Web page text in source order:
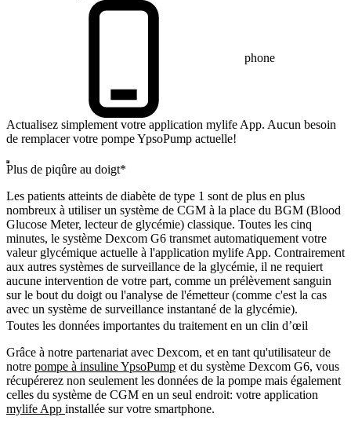
phone
Actualisez simplement votre application mylife App. Aucun besoin
de remplacer votre pompe YpsoPump actuelle!
Plus de piqûre au doigt*
Les patients atteints de diabète de type 1 sont de plus en plus
nombreux à utiliser un système de CGM à la place du BGM (Blood
Glucose Meter, lecteur de glycémie) classique. Toutes les cinq
minutes, le système Dexcom G6 transmet automatiquement votre
valeur glycémique actuelle à l'application mylife App. Contrairement
aux autres systèmes de surveillance de la glycémie, il ne requiert
aucune intervention de votre part, comme un prélèvement sanguin
sur le bout du doigt ou l'analyse de l'émetteur (comme c'est la cas
avec un système de surveillance instantané de la glycémie).
Toutes les données importantes du traitement en un clin d’œil
Grâce à notre partenariat avec Dexcom, et en tant qu'utilisateur de
notre pompe à insuline YpsoPump et du système Dexcom G6, vous
récupérerez non seulement les données de la pompe mais également
celles du système de CGM en un seul endroit: votre application
mylife App installée sur votre smartphone.